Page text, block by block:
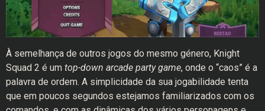
À semelhança de outros jogos do mesmo género, Knight
Squad 2 é um top-down arcade party game, onde o “caos” é a
palavra de ordem. A simplicidade da sua jogabilidade tenta
que em poucos segundos estejamos familiarizados com os